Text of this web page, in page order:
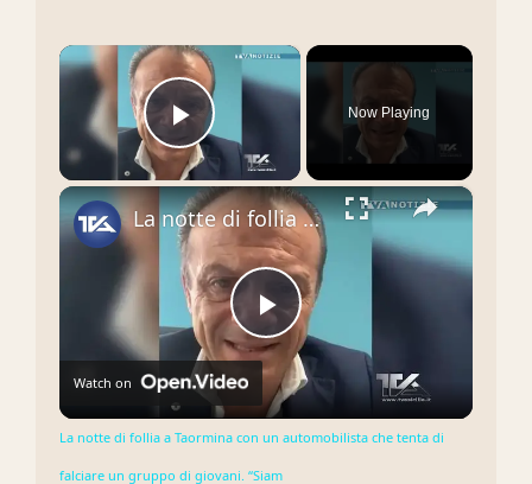
×
Play Video
Now Playing
×
Play
Video
La notte di follia a Taormina con un automobilista che tenta di falciare un gruppo di giovani. “Siam
Watch on
La notte di follia a Taormina con un automobilista che tenta di
falciare un gruppo di giovani. “Siam